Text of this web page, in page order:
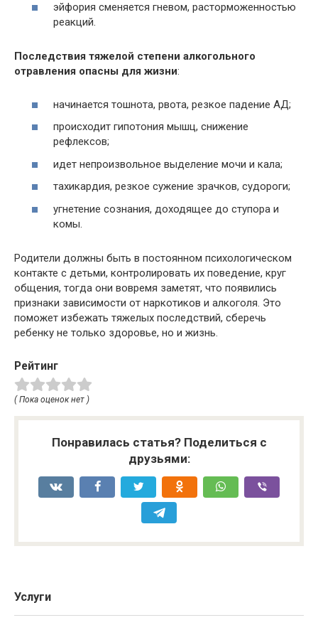
эйфория сменяется гневом, расторможенностью
реакций.
Последствия тяжелой степени алкогольного
отравления опасны для жизни:
начинается тошнота, рвота, резкое падение АД;
происходит гипотония мышц, снижение
рефлексов;
идет непроизвольное выделение мочи и кала;
тахикардия, резкое сужение зрачков, судороги;
угнетение сознания, доходящее до ступора и
комы.
Родители должны быть в постоянном психологическом
контакте с детьми, контролировать их поведение, круг
общения, тогда они вовремя заметят, что появились
признаки зависимости от наркотиков и алкоголя. Это
поможет избежать тяжелых последствий, сберечь
ребенку не только здоровье, но и жизнь.
Рейтинг
( Пока оценок нет )
Понравилась статья? Поделиться с
друзьями:
Услуги